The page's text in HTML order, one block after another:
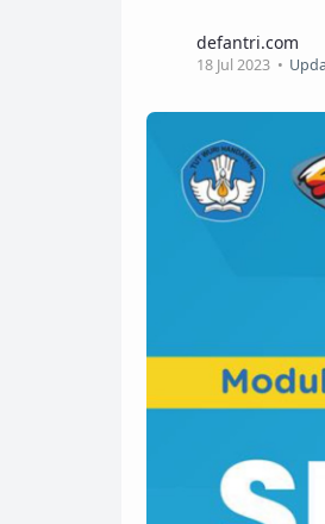
defantri.com
18 Jul 2023